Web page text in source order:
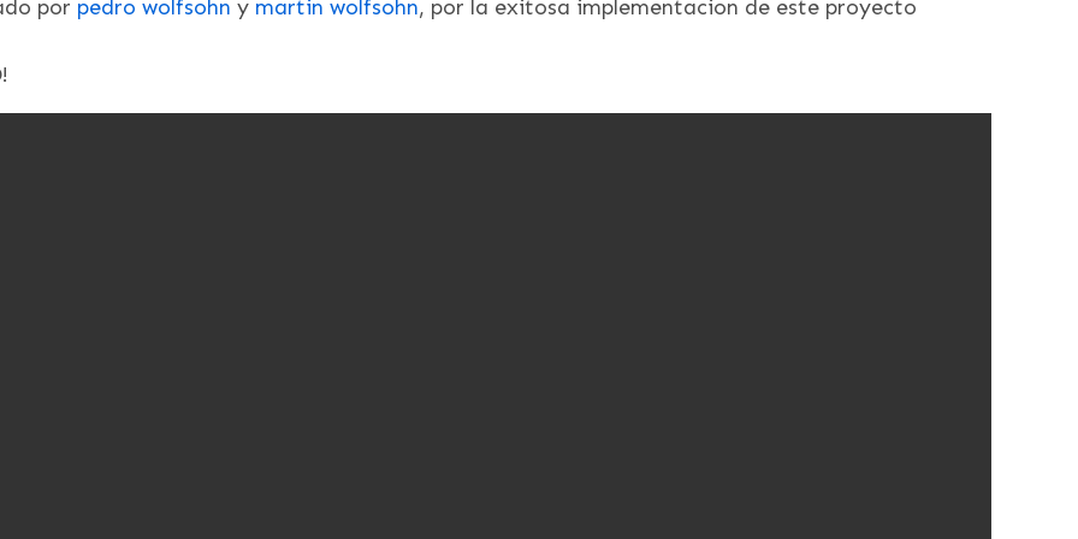
por pedro wolfsohn y martin wolfsohn, por la exitosa implementacion de este proyecto